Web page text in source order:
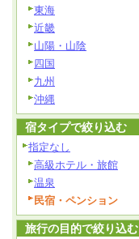
東海
近畿
山陽・山陰
四国
九州
沖縄
宿タイプで絞り込む
指定なし
高級ホテル・旅館
温泉
民宿・ペンション
旅行の目的で絞り込む